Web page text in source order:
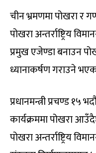
चीन भ्रमणमा पोखरा र
पोखरा अन्तर्राष्ट्रिय
प्रमुख एजेण्डा बनाउन
ध्यानाकर्षण गराउने
प्रधानमन्त्री प्रचण्ड १५
कार्यक्रममा पोखरा
पोखरा अन्तर्राष्ट्रिय